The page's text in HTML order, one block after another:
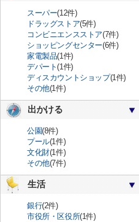
スーパー(12件)
ドラッグストア(5件)
コンビニエンスストア(7件)
ショッピングセンター(6件)
家電製品(1件)
デパート(1件)
ディスカウントショップ(1件)
その他(1件)
出かける
公園(8件)
プール(1件)
文化財(1件)
その他(7件)
生活
銀行(2件)
市役所・区役所(1件)